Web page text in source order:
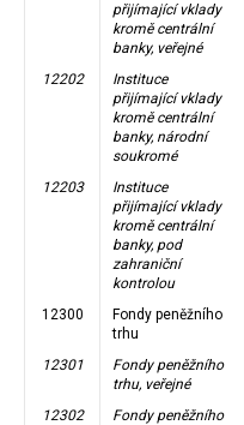
přijímající vklady
kromě centrální
banky, veřejné
12202
Instituce
přijímající vklady
kromě centrální
banky, národní
soukromé
12203
Instituce
přijímající vklady
kromě centrální
banky, pod
zahraniční
kontrolou
12300
Fondy peněžního
trhu
12301
Fondy peněžního
trhu, veřejné
12302
Fondy peněžního